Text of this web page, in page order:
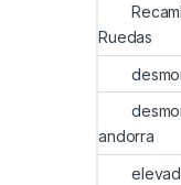
Ruedas
andorra